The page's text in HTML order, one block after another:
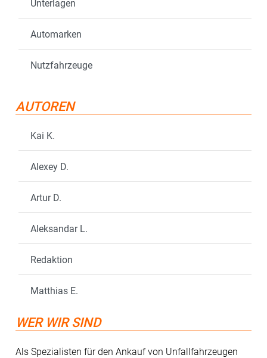
Unterlagen
Automarken
Nutzfahrzeuge
AUTOREN
Kai K.
Alexey D.
Artur D.
Aleksandar L.
Redaktion
Matthias E.
WER WIR SIND
Als Spezialisten für den Ankauf von Unfallfahrzeugen